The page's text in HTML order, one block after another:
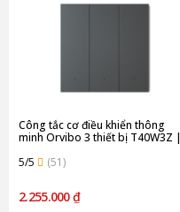
Công tắc cơ điều khiển thông
minh Orvibo 3 thiết bị T40W3Z |
5/5
(51)
2.255.000 ₫